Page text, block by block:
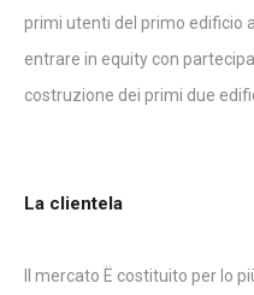
primi utenti del primo edificio
entrare in equity con
costruzione dei primi due
La clientela
Il mercato Ë costituito per lo